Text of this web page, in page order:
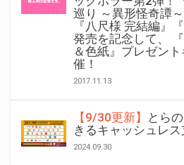
巡り ～異形怪奇譚
『八尺様 完結編』
発売を記念して、
＆色紙』プレゼン
催！
2017.11.13
【9/30更新】
とら
きるキャッシュレ
2024.09.30